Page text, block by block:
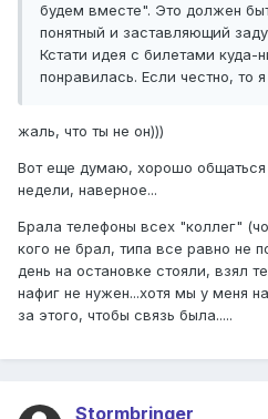
будем вместе". Это должен
понятный и заставляющий
Кстати идея с билетами куда-
понравилась. Если честно, то
жаль, что ты не он)))
Вот еще думаю, хорошо
недели, наверное...
Брала телефоны всех "коллег"
кого не брал, типа все равно не
день на остановке стояли, взял
нафиг не нужен...хотя мы у меня
за этого, чтобы связь была.....
Stormbringer